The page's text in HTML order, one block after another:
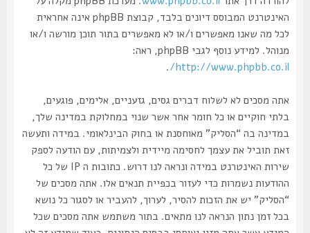
האינטרנט המבוסס דיונים בלבד, קבוצת phpBB אינה אחראית
לכל מה שאנו מאפשרים ו/או לא מאפשרים בתור תוכן מורשה ו/או
מנוהל. למידע נוסף לגבי phpBB, ראה:
http://www.phpbb.co.il/
.
אתה מסכים לא לשלוח דברים גסים, גזעניים, אלימים, פוגעים,
בלתי חוקיים או כל חומר אחר אשר שנוי במחלוקת במדינה שלך,
במדינה בה “הסליק” מאוחסנת או בחוק הבינלאומי. במידה ותעשה
זאת תוביל את עצמך לחסימה מיידית ולצמיתות, עם הודעה לספק
שירות האינטרנט במידה ונראה לנו דרוש. כתובות ה IP של כל
ההודעות נשמרות כדי לעזור בכפיית תנאים אלו. אתה מסכים של
“הסליק” יש את הזכות להסיר, לערוך, להעביר או לסגור כל נושא
בכל זמן נתון הנראה לנו מתאים. בתור משתמש אתה מסכים שכל